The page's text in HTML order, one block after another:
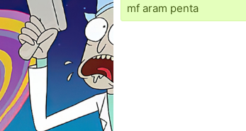
mf aram penta